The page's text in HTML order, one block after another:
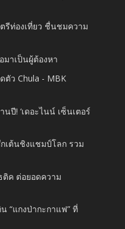
รีท่องเที่ยว ชื่นชมความ
มาเป็นผู้ต้องหา
ตัว Chula - MBK
ปี! ‘เดอะไนน์ เซ็นเตอร์
กเต้นชิงแชมป์โลก รวม
ติค ต่อยอดความ
“แกงป่ากะกาแฟ” ที่